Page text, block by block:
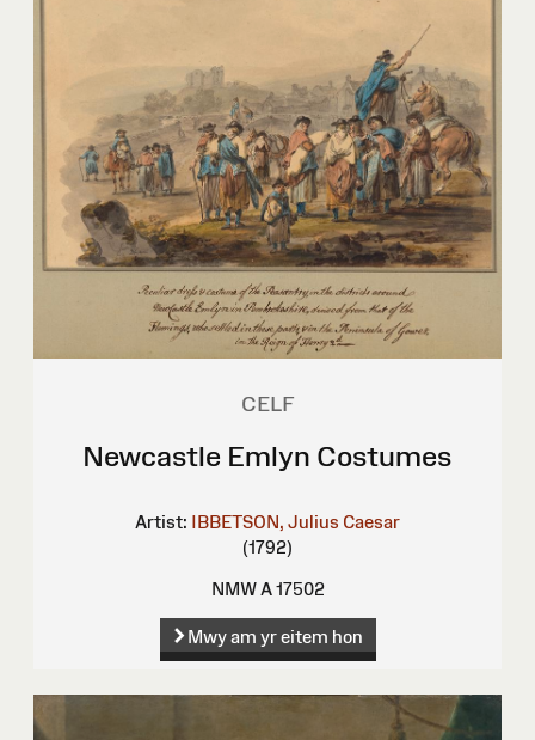
CELF
Newcastle Emlyn Costumes
Artist: IBBETSON, Julius Caesar
(1792)
NMW A 17502
Mwy am yr eitem hon